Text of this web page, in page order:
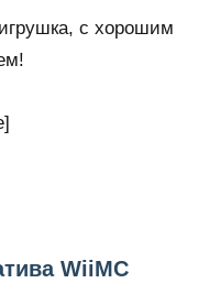
с хорошим
WiiMC